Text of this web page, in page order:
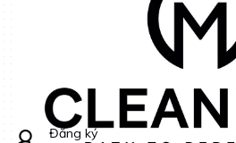
Đăng ký